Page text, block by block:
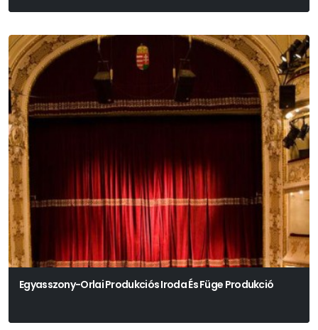
Egyasszony-Orlai Produkciós Iroda És Füge Produkció